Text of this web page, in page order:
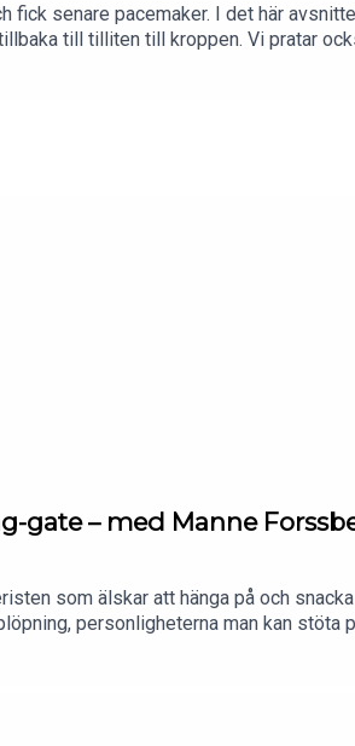
senare pacemaker. I det här
till tilliten till kroppen. Vi pratar
varför träning med infektion kan
Nyströms varningar om löpning och
https://www.facebook.com/
och köpstark målgrupp?Bli
gate – med Manne
som älskar att hänga på och
personligheterna man kan stöta
om slow running. Petra
har en särskild plats i löparhelvetet.
https://www.facebook.com/